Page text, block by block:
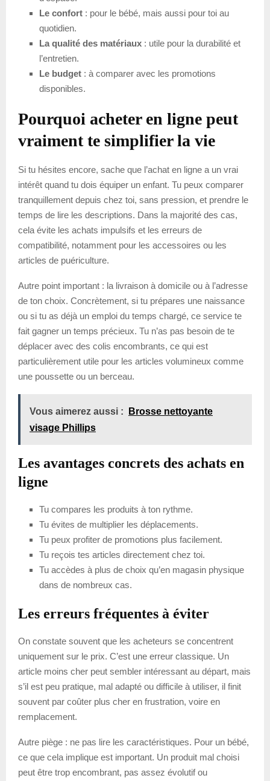
Le confort : pour le bébé, mais aussi pour toi au
quotidien.
La qualité des matériaux : utile pour la durabilité et
l’entretien.
Le budget : à comparer avec les promotions
disponibles.
Pourquoi acheter en ligne peut
vraiment te simplifier la vie
Si tu hésites encore, sache que l’achat en ligne a un vrai
intérêt quand tu dois équiper un enfant. Tu peux comparer
tranquillement depuis chez toi, sans pression, et prendre le
temps de lire les descriptions. Dans la majorité des cas,
cela évite les achats impulsifs et les erreurs de
compatibilité, notamment pour les accessoires ou les
articles de puériculture.
Autre point important : la livraison à domicile ou à l’adresse
de ton choix. Concrètement, si tu prépares une naissance
ou si tu as déjà un emploi du temps chargé, ce service te
fait gagner un temps précieux. Tu n’as pas besoin de te
déplacer avec des colis encombrants, ce qui est
particulièrement utile pour les articles volumineux comme
une poussette ou un berceau.
Vous aimerez aussi :
Brosse nettoyante
visage Phillips
Les avantages concrets des achats en
ligne
Tu compares les produits à ton rythme.
Tu évites de multiplier les déplacements.
Tu peux profiter de promotions plus facilement.
Tu reçois tes articles directement chez toi.
Tu accèdes à plus de choix qu’en magasin physique
dans de nombreux cas.
Les erreurs fréquentes à éviter
On constate souvent que les acheteurs se concentrent
uniquement sur le prix. C’est une erreur classique. Un
article moins cher peut sembler intéressant au départ, mais
s’il est peu pratique, mal adapté ou difficile à utiliser, il finit
souvent par coûter plus cher en frustration, voire en
remplacement.
Autre piège : ne pas lire les caractéristiques. Pour un bébé,
ce que cela implique est important. Un produit mal choisi
peut être trop encombrant, pas assez évolutif ou